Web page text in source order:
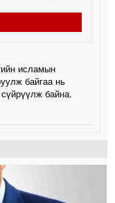
исламын
байгаа нь
байна.